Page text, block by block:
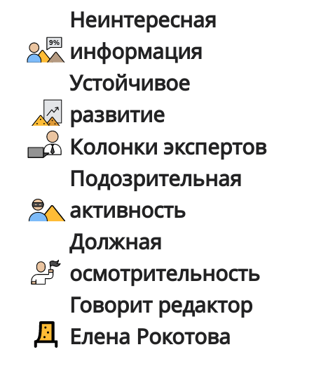
Неинтересная
информация
Устойчивое
развитие
Колонки экспертов
Подозрительная
активность
Должная
осмотрительность
Говорит редактор
Елена Рокотова